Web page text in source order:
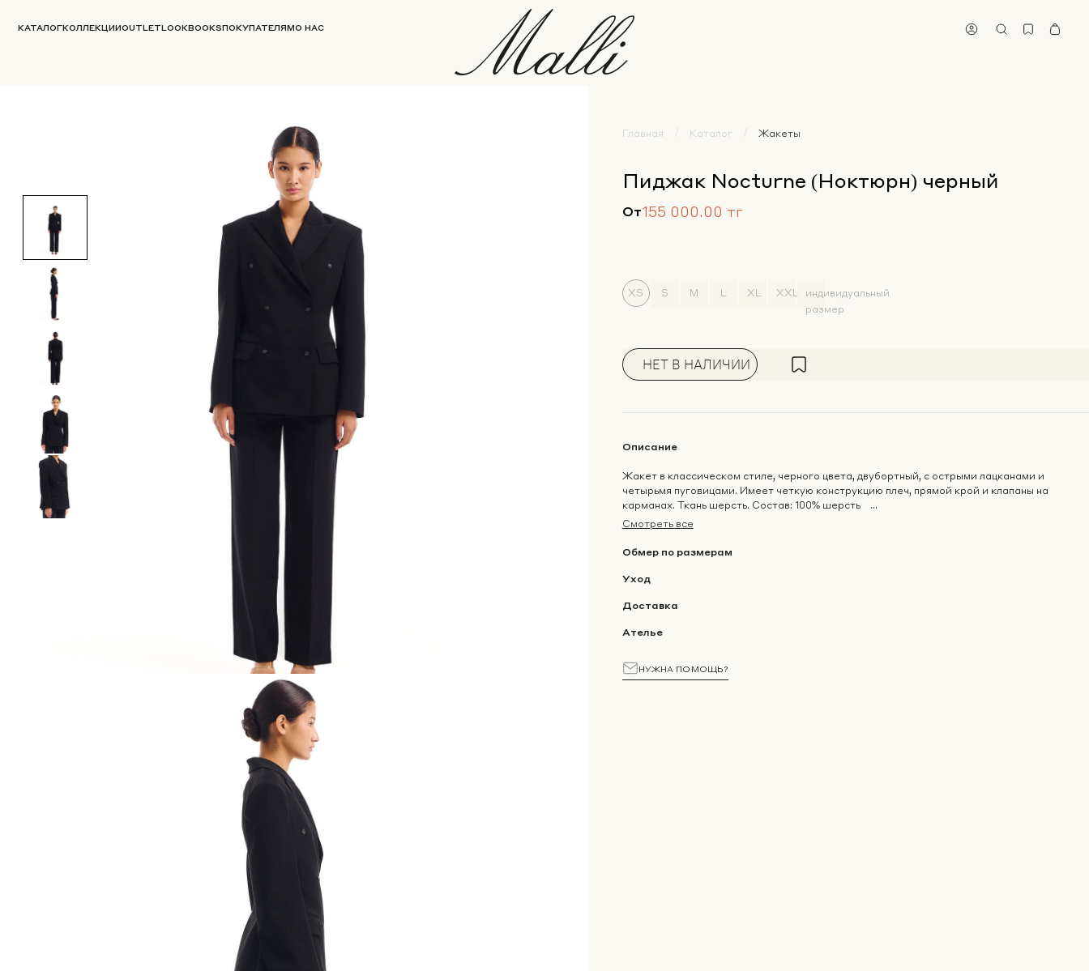
КАТАЛОГКОЛЛЕКЦИИOUTLETLOOKBOOKSПОКУПАТЕЛЯМО НАС
Главная Каталог Жакеты
Пиджак Nocturne (Ноктюрн) черный
От155 000.00 тг
XS S M L XL ХХL
индивидуальный
размер
НЕТ В НАЛИЧИИ
Описание
Жакет в классическом стиле, черного цвета, двубортный, с острыми лацканами и
четырьмя пуговицами. Имеет четкую конструкцию плеч, прямой крой и клапаны на
карманах. Ткань шерсть. Состав: 100% шерсть ...
Смотреть все
Обмер по размерам
Уход
Доставка
Ателье
НУЖНА ПОМОЩЬ?